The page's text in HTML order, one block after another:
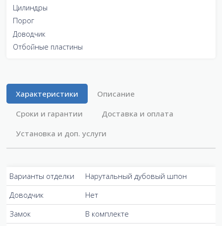
Цилиндры
Порог
Доводчик
Отбойные пластины
Характеристики Описание
Сроки и гарантии Доставка и оплата
Установка и доп. услуги
Варианты отделки
Нарутальный дубовый шпон
Доводчик
Нет
Замок
В комплекте